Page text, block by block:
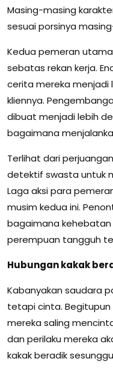
Masing-masing
sesuai porsinya
Kedua pemeran
sebatas rekan kerja.
cerita mereka menjadi
kliennya.
dibuat menjadi lebih
bagaimana
Terlihat dari
detektif swasta untuk
Laga aksi para
musim kedua ini.
bagaimana
perempuan tangguh
Hubungan kakak
Kabanyakan saudara
tetapi cinta. Begitupun
mereka saling
dan perilaku mereka
kakak beradik